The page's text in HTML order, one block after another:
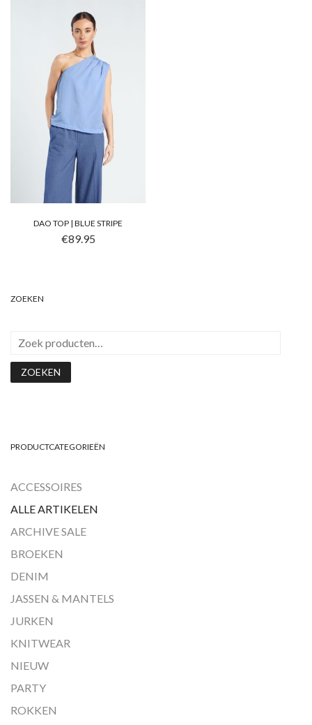
DAO TOP | BLUE STRIPE
DIT PRODUCT HEEFT MEERDERE VARIATIES. DEZE
€89.95
ZOEKEN
ZOEKEN
PRODUCTCATEGORIEËN
ACCESSOIRES
ALLE ARTIKELEN
ARCHIVE SALE
BROEKEN
DENIM
JASSEN & MANTELS
JURKEN
KNITWEAR
NIEUW
PARTY
ROKKEN